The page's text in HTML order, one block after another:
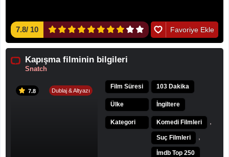
7.8/ 10 Favoriye Ekle
Kapışma filminin bilgileri
Snatch
7.8 Dublaj & Altyazı
Film Süresi 103 Dakika
Ülke İngiltere
Kategori Komedi Filmleri
Suç Filmleri
İmdb Top 250